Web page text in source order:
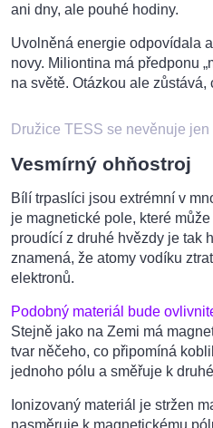
ani dny, ale pouhé hodiny.
Uvolněná energie odpovídala
novy. Miliontina má předponu
na světě. Otázkou ale
Družice TESS se nevěnuje
Vesmírný ohňostroj
Bílí trpaslíci jsou extrémní v
je magnetické pole, které
proudící z druhé hvězdy je tak
znamená, že atomy vodíku
elektronů.
Podobný materiál bude
Stejně jako na Zemi má
tvar něčeho, co připomíná
jednoho pólu a směřuje k
Ionizovaný materiál je stržen